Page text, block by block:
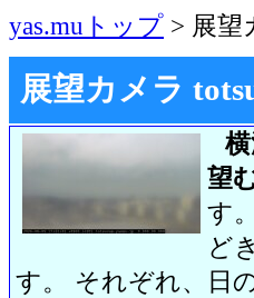
yas.muトップ > 展望
展望カメラ
望
す
ど
す。 それぞれ、日